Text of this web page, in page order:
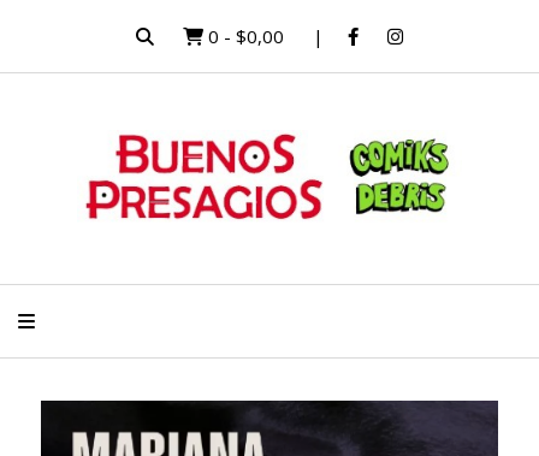
0 - $0,00